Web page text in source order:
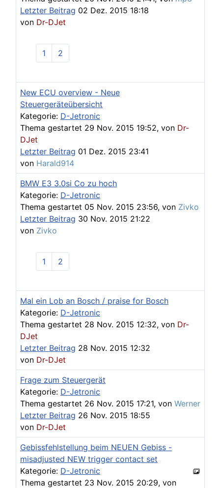
Letzter Beitrag 02 Dez. 2015 18:18
von Dr-DJet
1 2
New ECU overview - Neue
Steuergeräteübersicht
Kategorie: D-Jetronic
Thema gestartet 29 Nov. 2015 19:52, von Dr-
DJet
Letzter Beitrag 01 Dez. 2015 23:41
von Harald914
BMW E3 3.0si Co zu hoch
Kategorie: D-Jetronic
Thema gestartet 05 Nov. 2015 23:56, von Zivko
Letzter Beitrag 30 Nov. 2015 21:22
von Zivko
1 2
Mal ein Lob an Bosch / praise for Bosch
Kategorie: D-Jetronic
Thema gestartet 28 Nov. 2015 12:32, von Dr-
DJet
Letzter Beitrag 28 Nov. 2015 12:32
von Dr-DJet
Frage zum Steuergerät
Kategorie: D-Jetronic
Thema gestartet 26 Nov. 2015 17:21, von Werner
Letzter Beitrag 26 Nov. 2015 18:55
von Dr-DJet
Gebissfehlstellung beim NEUEN Gebiss -
misadjusted NEW trigger contact set
Kategorie: D-Jetronic
Thema gestartet 23 Nov. 2015 20:29, von